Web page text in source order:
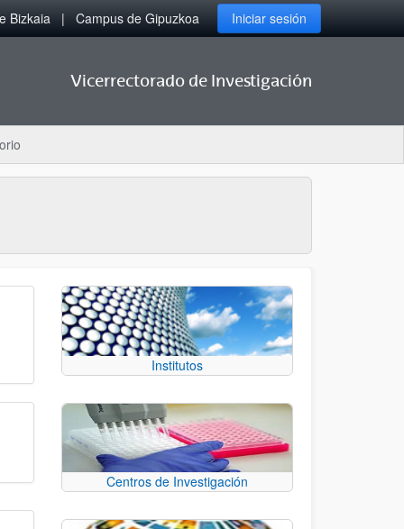
Bizkaia Campus de Gipuzkoa Iniciar sesión
Vicerrectorado de Investigación
Institutos
Centros de Investigación